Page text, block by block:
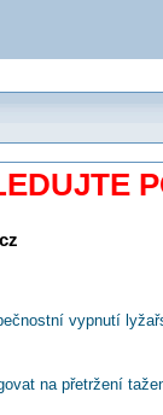
vypnutí
na přetržení